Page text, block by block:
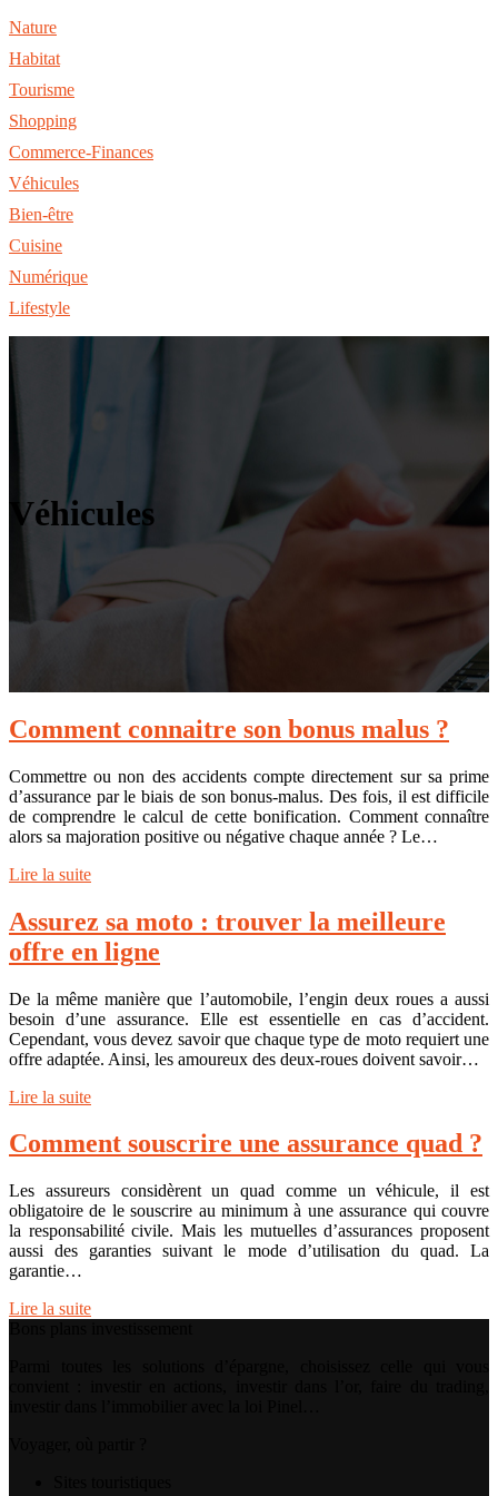
Nature
Habitat
Tourisme
Shopping
Commerce-Finances
Véhicules
Bien-être
Cuisine
Numérique
Lifestyle
Véhicules
Comment connaitre son bonus malus ?
Commettre ou non des accidents compte directement sur sa prime
d’assurance par le biais de son bonus-malus. Des fois, il est difficile
de comprendre le calcul de cette bonification. Comment connaître
alors sa majoration positive ou négative chaque année ? Le…
Lire la suite
Assurez sa moto : trouver la meilleure
offre en ligne
De la même manière que l’automobile, l’engin deux roues a aussi
besoin d’une assurance. Elle est essentielle en cas d’accident.
Cependant, vous devez savoir que chaque type de moto requiert une
offre adaptée. Ainsi, les amoureux des deux-roues doivent savoir…
Lire la suite
Comment souscrire une assurance quad ?
Les assureurs considèrent un quad comme un véhicule, il est
obligatoire de le souscrire au minimum à une assurance qui couvre
la responsabilité civile. Mais les mutuelles d’assurances proposent
aussi des garanties suivant le mode d’utilisation du quad. La
garantie…
Lire la suite